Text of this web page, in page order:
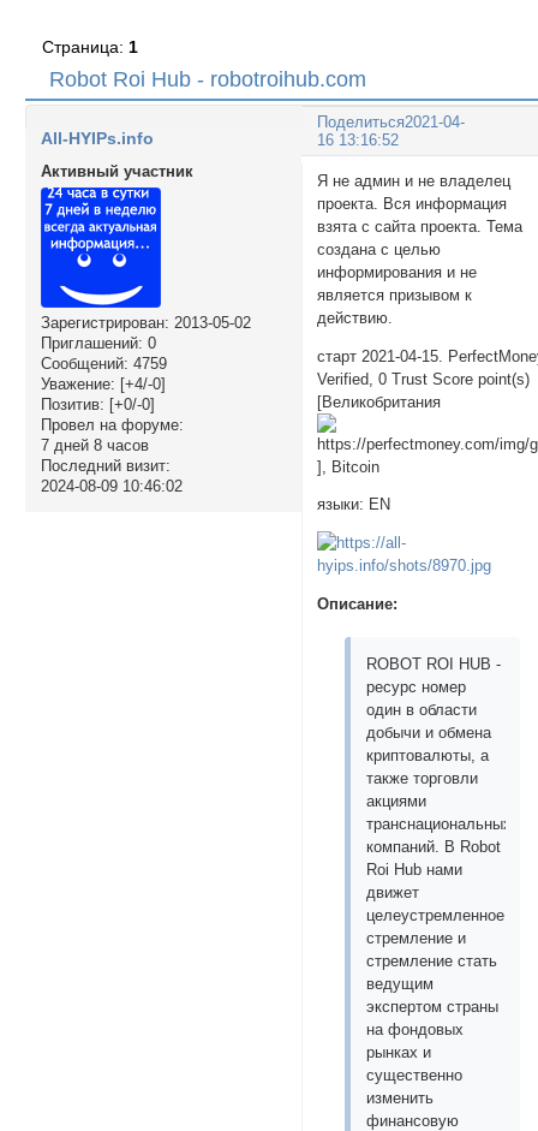
Robot Roi Hub - robotroihub.com
Страница: 1
Поделиться2021-04-
16 13:16:52
All-HYIPs.info
Активный участник
Зарегистрирован: 2013-05-02
Приглашений: 0
Сообщений: 4759
Уважение: [+4/-0]
Позитив: [+0/-0]
Провел на форуме:
7 дней 8 часов
Последний визит:
2024-08-09 10:46:02
Я не админ и не владелец
проекта. Вся информация
взята с сайта проекта. Тема
создана с целью
информирования и не
является призывом к
действию.
старт 2021-04-15.
Verified, 0 Trust Score point(s)
[Великобритания
], Bitcoin
языки: EN
Описание:
ROBOT ROI HUB -
ресурс номер
один в области
добычи и обмена
криптовалюты, а
также торговли
акциями
транснациональных
компаний. В Robot
Roi Hub нами
движет
целеустремленное
стремление и
стремление стать
ведущим
экспертом страны
на фондовых
рынках и
существенно
изменить
финансовую